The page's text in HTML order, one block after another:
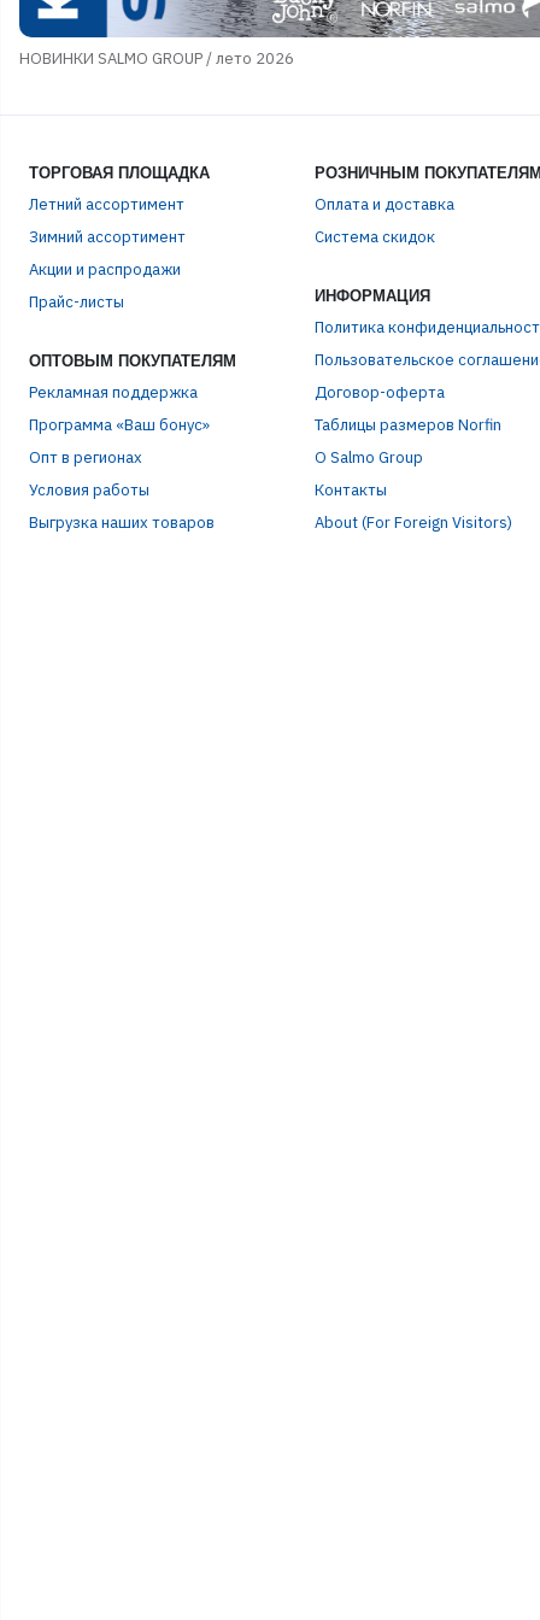
НОВИНКИ SALMO GROUP / лето 2026
ТОРГОВАЯ ПЛОЩАДКА
Летний ассортимент
Зимний ассортимент
Акции и распродажи
Прайс-листы
ОПТОВЫМ ПОКУПАТЕЛЯМ
Рекламная поддержка
Программа «Ваш бонус»
Опт в регионах
Условия работы
Выгрузка наших товаров
РОЗНИЧНЫМ
Оплата и доставка
Система скидок
ИНФОРМАЦИЯ
Политика
Пользовательское
Договор-оферта
Таблицы размеров Norfin
О Salmo Group
Контакты
About (For Foreign Visitors)